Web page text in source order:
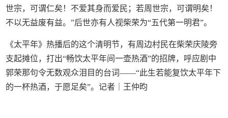
世宗，可谓仁矣！不爱其身而爱民；若周世宗，可谓明矣！
不以无益废有益。”后世亦有人视柴荣为“五代第一明君”。
《太平年》热播后的这个清明节，有周边村民在柴荣庆陵旁
支起摊位，打出“畅饮太平年间一壶热酒”的招牌，呼应剧中
郭荣那句令无数观众泪目的台词——“此生若能复饮太平年下
的一杯热酒，于愿足矣”。记者｜王仲昀